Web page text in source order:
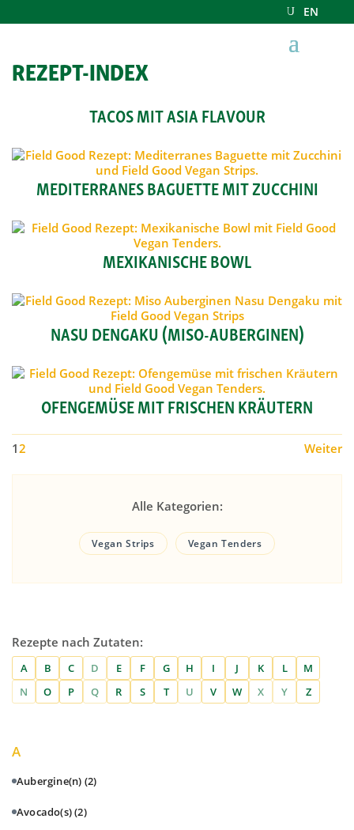
EN
REZEPT-INDEX
TACOS MIT ASIA FLAVOUR
MEDITERRANES BAGUETTE MIT ZUCCHINI
MEXIKANISCHE BOWL
NASU DENGAKU (MISO-AUBERGINEN)
OFENGEMÜSE MIT FRISCHEN KRÄUTERN
12 Weiter
Alle Kategorien:
Vegan Strips Vegan Tenders
Rezepte nach Zutaten:
A B C D E F G H I J K L
M
N
O P Q R S T U V W X Y Z
A
Aubergine(n) (2)
Avocado(s)(2)